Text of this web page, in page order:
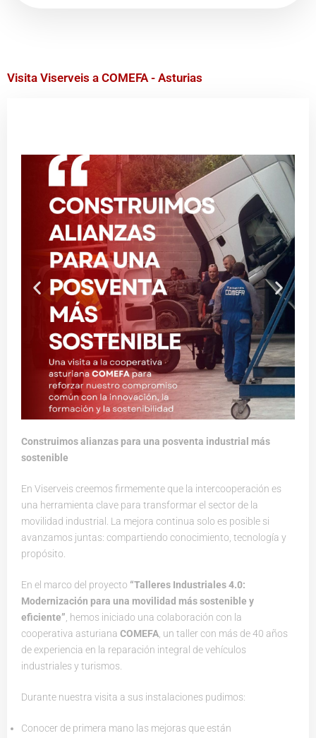
Visita Viserveis a COMEFA - Asturias
Construimos alianzas para una posventa industrial más
sostenible
En Viserveis creemos firmemente que la intercooperación es
una herramienta clave para transformar el sector de la
movilidad industrial. La mejora continua solo es posible si
avanzamos juntas: compartiendo conocimiento, tecnología y
propósito.
En el marco del proyecto “Talleres Industriales 4.0:
Modernización para una movilidad más sostenible y
eficiente”, hemos iniciado una colaboración con la
cooperativa asturiana COMEFA, un taller con más de 40 años
de experiencia en la reparación integral de vehículos
industriales y turismos.
Durante nuestra visita a sus instalaciones pudimos:
Conocer de primera mano las mejoras que están